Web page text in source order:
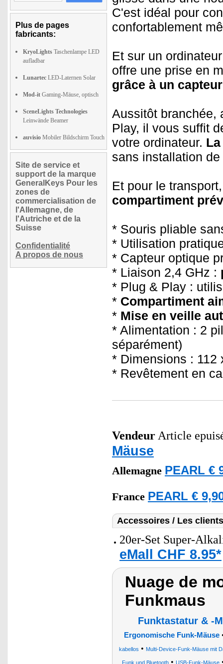
Plus de pages
fabricants:
KryoLights Taschenlampe LED
aufladbar
Lunartec LED-Laternen Solar
Mod-it Gaming-Mäuse, optisch
SceneLights Technologies
Leinwände Beamer
auvisio Mobiler Bildschirm Touch
Site de service et
support de la marque
GeneralKeys Pour les
zones de
commercialisation de
l'Allemagne, de
l'Autriche et de la
Suisse
Confidentialité
A propos de nous
C'est idéal pour
confortablement
Et sur un
offre une prise en
grâce à un
Aussitôt branchée,
Play, il vous suffit
votre ordinateur.
sans installation
Et pour le
compartiment
* Souris pliable
* Utilisation
* Capteur optique
* Liaison 2,4 GHz :
* Plug & Play :
* Compartiment
* Mise en veille
* Alimentation : 2
séparément)
* Dimensions : 112
* Revêtement en
Vendeur Article
Mäuse
Allemagne PEARL €
France PEARL €
Accessoires / Les
20er-Set Super-
eMall CHF 8.95*
Nuage de
Funkmaus
Funktastatur & -
Ergonomische Funk-Mäuse
kabellos • Multi-Device-Funk-Mäuse mit
Funk und Bluetooth • USB-Funk-Mäuse